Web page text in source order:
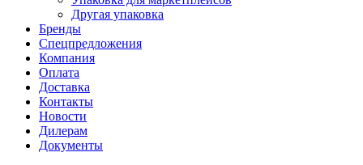
Другая упаковка
Бренды
Спецпредложения
Компания
Оплата
Доставка
Контакты
Новости
Дилерам
Документы